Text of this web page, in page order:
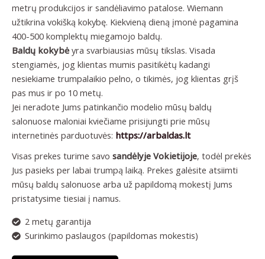
metrų produkcijos ir sandėliavimo patalose. Wiemann
užtikrina vokišką kokybę. Kiekvieną dieną įmonė pagamina
400-500 komplektų miegamojo baldų.
Baldų kokybėyra svarbiausias mūsų tikslas. Visada
stengiamės, jog klientas mumis pasitikėtų kadangi
nesiekiame trumpalaikio pelno, o tikimės, jog klientas grįš
pas mus ir po 10 metų.
Jei neradote Jums patinkančio modelio mūsų baldų
salonuose maloniai kviečiame prisijungti prie mūsų
internetinės parduotuvės: https://arbaldas.lt
Visas prekes turime savo sandėlyje Vokietijoje, todėl prekės
Jus pasieks per labai trumpą laiką. Prekes galėsite atsiimti
mūsų baldų salonuose arba už papildomą mokestį Jums
pristatysime tiesiai į namus.
2 metų garantija
Surinkimo paslaugos (papildomas mokestis)